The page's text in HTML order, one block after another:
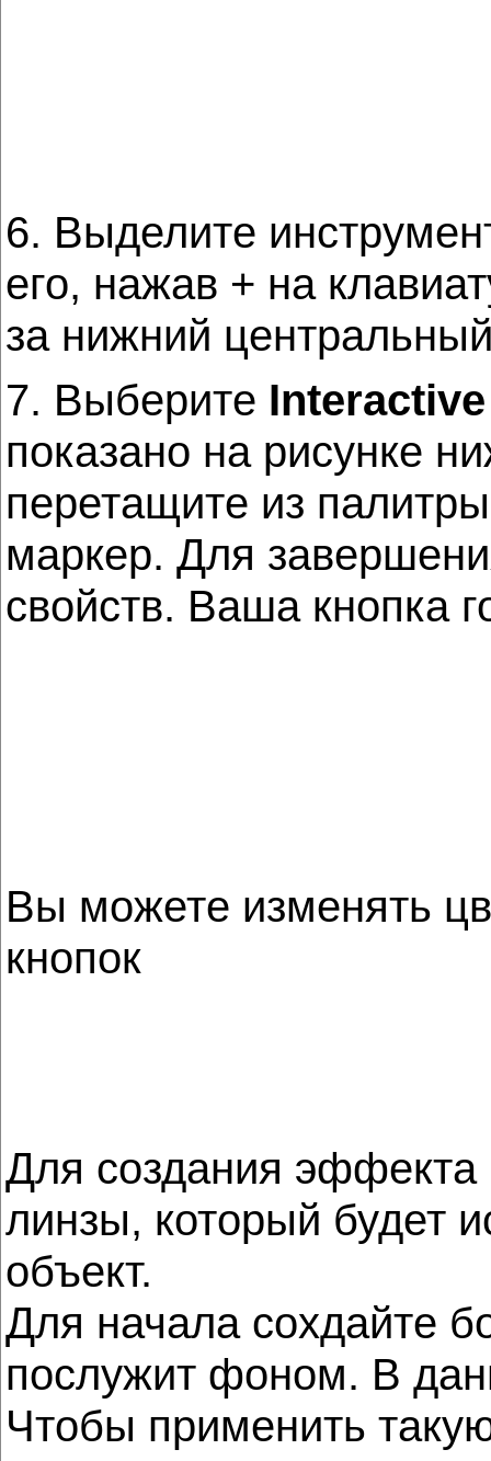
6. Выделите
его, нажав + на
за нижний
7. Выберите
показано на рисунке
перетащите из
маркер. Для
свойств. Ваша кнопка
Вы можете изменять
кнопок
Для создания эффекта
линзы, который будет
объект.
Для начала сохдайте
послужит фоном. В
Чтобы применить